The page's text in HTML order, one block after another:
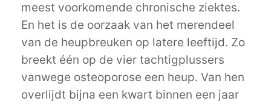
meest voorkomende chronische ziektes.
En het is de oorzaak van het merendeel
van de heupbreuken op latere leeftijd. Zo
breekt één op de vier tachtigplussers
vanwege osteoporose een heup. Van hen
overlijdt bijna een kwart binnen een jaar